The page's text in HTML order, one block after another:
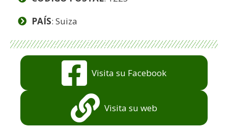
PAÍS: Suiza
Visita su Facebook
Visita su web